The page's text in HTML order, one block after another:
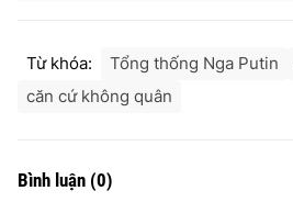
Phó Tổng Biên tập:
Nguyễn Thị Mỹ
Nguyễn Trọng Ninh
Email:toasoan@vtv.vn
Từ khóa: Tổng thống Nga Putin
căn cứ không quân
Bình luận (0)